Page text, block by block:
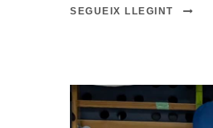
SEGUEIX LLEGINT